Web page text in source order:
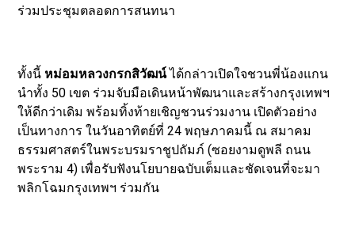
ร่วมประชุมตลอดการสนทนา
​ทั้งนี้ หม่อมหลวงกรกสิวัฒน์ได้กล่าวเปิดใจชวนพี่น้องแกน
นำทั้ง 50 เขต ร่วมจับมือเดินหน้าพัฒนาและสร้างกรุงเทพฯ
ให้ดีกว่าเดิม พร้อมทิ้งท้ายเชิญชวนร่วมงาน เปิดตัวอย่าง
เป็นทางการ ในวันอาทิตย์ที่ 24 พฤษภาคมนี้ ณ สมาคม
ธรรมศาสตร์ในพระบรมราชูปถัมภ์ (ซอยงามดูพลี ถนน
พระราม 4) เพื่อรับฟังนโยบายฉบับเต็มและชัดเจนที่จะมา
พลิกโฉมกรุงเทพฯ ร่วมกัน